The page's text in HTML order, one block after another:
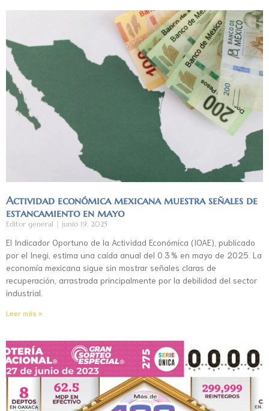
Actividad económica mexicana muestra señales de
estancamiento en mayo
Editor general junio 19, 2025
El Indicador Oportuno de la Actividad Económica (IOAE), publicado
por el Inegi, estima una caída anual del 0.3 % en mayo de 2025. La
economía mexicana sigue sin mostrar señales claras de
recuperación, arrastrada principalmente por la debilidad del sector
industrial.
Leer más »